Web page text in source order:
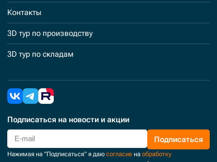
Контакты
3D тур по производству
3D тур по складам
Подписаться на новости и акции
Подписаться
Нажимая на "Подписаться" я даю согласие на обработку